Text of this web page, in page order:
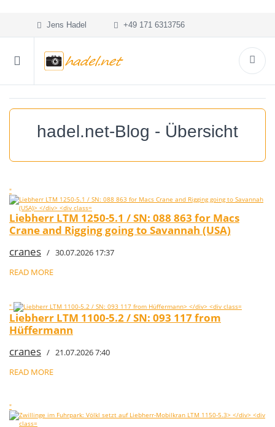
Jens Hadel +49 171 6313756
hadel.net-Blog - Übersicht
"
Liebherr LTM 1250-5.1 / SN: 088 863 for Macs
Crane and Rigging going to Savannah (USA)
cranes / 30.07.2026 17:37
READ MORE
"
Liebherr LTM 1100-5.2 / SN: 093 117 from
Hüffermann
cranes / 21.07.2026 7:40
READ MORE
"